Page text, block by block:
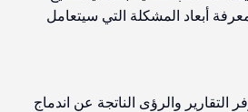
أبعاد المشكلة التي سيتعامل
التقارير والرؤى الناتجة عن اندماج